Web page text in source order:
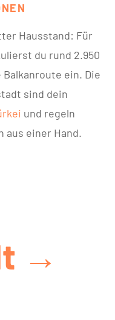
Hausstand: Für
du rund 2.950
Balkanroute ein. Die
sind dein
und regeln
aus einer Hand.
→